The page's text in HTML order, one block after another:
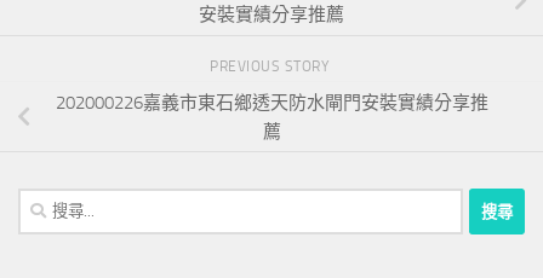
安裝實績分享推薦
PREVIOUS STORY
202000226嘉義市東石鄉透天防水閘門安裝實績分享推
薦
搜
尋